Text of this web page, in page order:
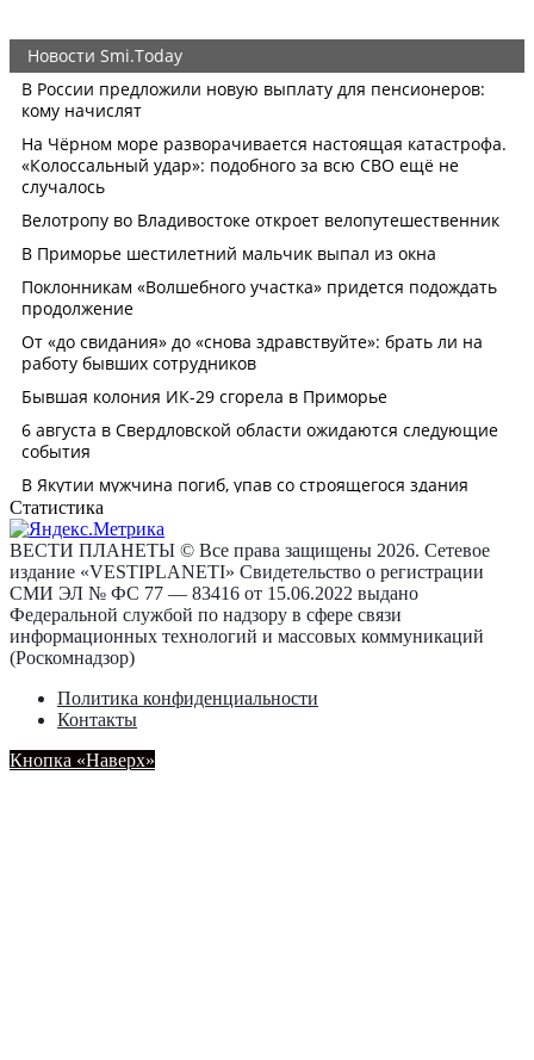
Статистика
ВЕСТИ ПЛАНЕТЫ © Все права защищены 2026. Сетевое
издание «VESTIPLANETI» Свидетельство о регистрации
СМИ ЭЛ № ФС 77 — 83416 от 15.06.2022 выдано
Федеральной службой по надзору в сфере связи
информационных технологий и массовых коммуникаций
(Роскомнадзор)
Политика конфиденциальности
Контакты
Кнопка «Наверх»